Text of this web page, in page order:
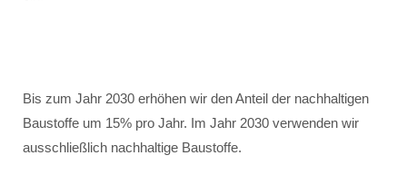
Bis zum Jahr 2030 erhöhen wir den Anteil der nachhaltigen
Baustoffe um 15% pro Jahr. Im Jahr 2030 verwenden wir
ausschließlich nachhaltige Baustoffe.